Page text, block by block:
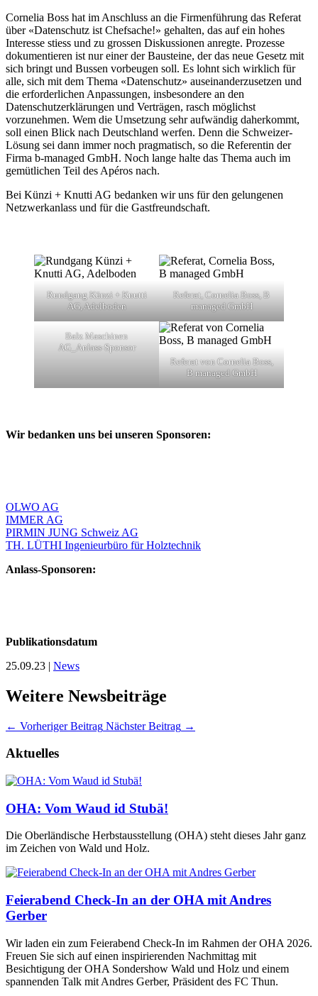
Cornelia Boss hat im Anschluss an die Firmenführung das Referat
über «Datenschutz ist Chefsache!» gehalten, das auf ein hohes
Interesse stiess und zu grossen Diskussionen anregte. Prozesse
dokumentieren ist nur einer der Bausteine, der das neue Gesetz mit
sich bringt und Bussen vorbeugen soll. Es lohnt sich wirklich für
alle, sich mit dem Thema «Datenschutz» auseinanderzusetzen und
die erforderlichen Anpassungen, insbesondere an den
Datenschutzerklärungen und Verträgen, rasch möglichst
vorzunehmen. Wem die Umsetzung sehr aufwändig daherkommt,
soll einen Blick nach Deutschland werfen. Denn die Schweizer-
Lösung sei dann immer noch pragmatisch, so die Referentin der
Firma b-managed GmbH. Noch lange halte das Thema auch im
gemütlichen Teil des Apéros nach.
Bei Künzi + Knutti AG bedanken wir uns für den gelungenen
Netzwerkanlass und für die Gastfreundschaft.
Rundgang Künzi + Knutti
AG, Adelboden
Referat, Cornelia Boss, B
managed GmbH
Balz Maschinen
AG_Anlass-Sponsor
Referat von Cornelia Boss,
B managed GmbH
Wir bedanken uns bei unseren Sponsoren:
OLWO AG
IMMER AG
PIRMIN JUNG Schweiz AG
TH. LÜTHI Ingenieurbüro für Holztechnik
Anlass-Sponsoren:
Publikationsdatum
25.09.23 | News
Weitere Newsbeiträge
← Vorheriger Beitrag Nächster Beitrag →
Aktuelles
OHA: Vom Waud id Stubä!
Die Oberländische Herbstausstellung (OHA) steht dieses Jahr ganz
im Zeichen von Wald und Holz.
Feierabend Check-In an der OHA mit Andres
Gerber
Wir laden ein zum Feierabend Check-In im Rahmen der OHA 2026.
Freuen Sie sich auf einen inspirierenden Nachmittag mit
Besichtigung der OHA Sondershow Wald und Holz und einem
spannenden Talk mit Andres Gerber, Präsident des FC Thun.